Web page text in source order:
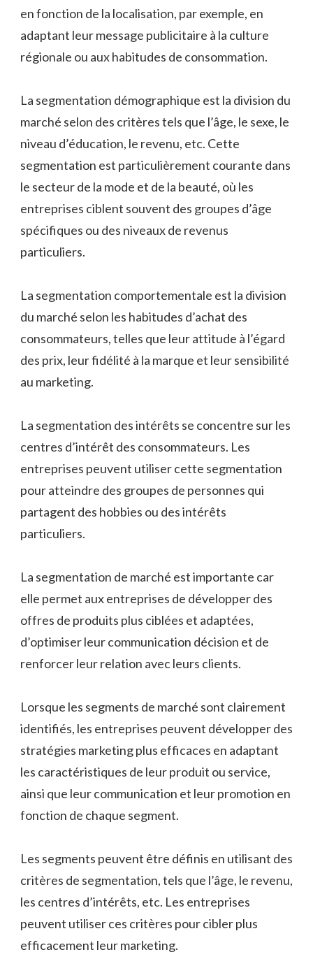
en fonction de la localisation, par exemple, en
adaptant leur message publicitaire à la culture
régionale ou aux habitudes de consommation.
La segmentation démographique est la division du
marché selon des critères tels que l’âge, le sexe, le
niveau d’éducation, le revenu, etc. Cette
segmentation est particulièrement courante dans
le secteur de la mode et de la beauté, où les
entreprises ciblent souvent des groupes d’âge
spécifiques ou des niveaux de revenus
particuliers.
La segmentation comportementale est la division
du marché selon les habitudes d’achat des
consommateurs, telles que leur attitude à l’égard
des prix, leur fidélité à la marque et leur sensibilité
au marketing.
La segmentation des intérêts se concentre sur les
centres d’intérêt des consommateurs. Les
entreprises peuvent utiliser cette segmentation
pour atteindre des groupes de personnes qui
partagent des hobbies ou des intérêts
particuliers.
La segmentation de marché est importante car
elle permet aux entreprises de développer des
offres de produits plus ciblées et adaptées,
d’optimiser leur communication décision et de
renforcer leur relation avec leurs clients.
Lorsque les segments de marché sont clairement
identifiés, les entreprises peuvent développer des
stratégies marketing plus efficaces en adaptant
les caractéristiques de leur produit ou service,
ainsi que leur communication et leur promotion en
fonction de chaque segment.
Les segments peuvent être définis en utilisant des
critères de segmentation, tels que l’âge, le revenu,
les centres d’intérêts, etc. Les entreprises
peuvent utiliser ces critères pour cibler plus
efficacement leur marketing.